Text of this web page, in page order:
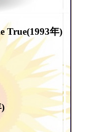
True(1993年)